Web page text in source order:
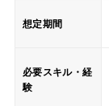
想定期間
必要スキル・経
験